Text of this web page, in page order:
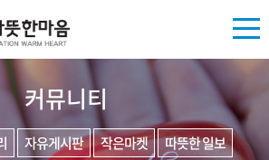
커뮤니티
자유게시판 작은마켓 따뜻한 일보